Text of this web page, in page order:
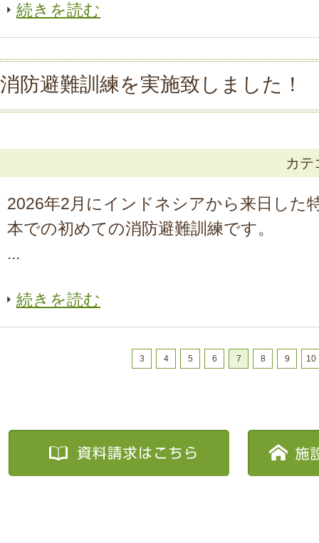
続きを読む
消防避難訓練を実施致しました！
カ
2026年2月にインドネシアから来日した
本での初めての消防避難訓練です。
...
続きを読む
3 4 5 6 7 8 9 10